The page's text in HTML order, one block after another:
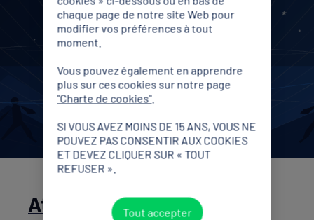
Athlètes du territoire
chaque page de notre site Web pour
modifier vos préférences à tout
moment.
Vous pouvez également en apprendre
plus sur ces cookies sur notre page
"Charte de cookies".
SI VOUS AVEZ MOINS DE 15 ANS, VOUS NE
POUVEZ PAS CONSENTIR AUX COOKIES
ET DEVEZ CLIQUER SUR « TOUT
REFUSER ».
Tout accepter